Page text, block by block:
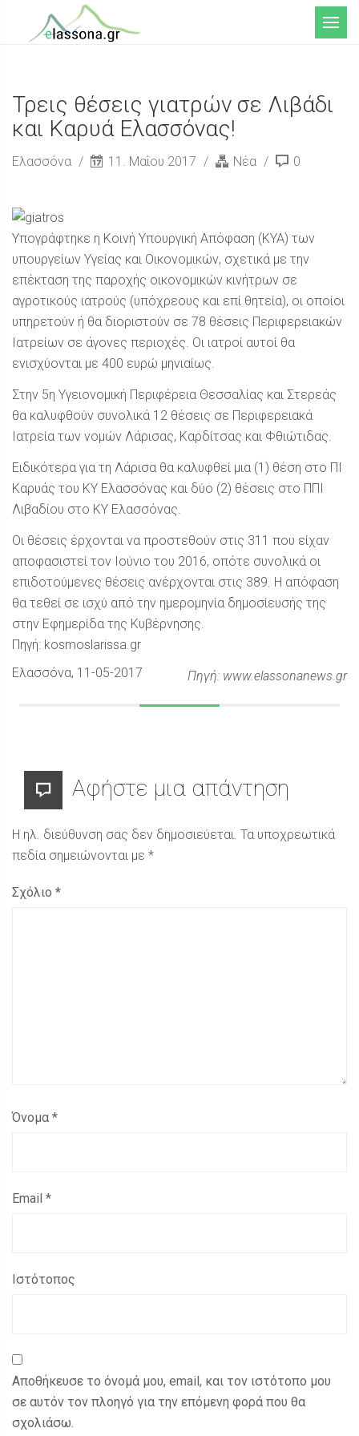
Μενού
Τρεις θέσεις γιατρών σε Λιβάδι
και Καρυά Ελασσόνας!
Ελασσόνα 11. Μαΐου 2017 Νέα 0
Υπογράφτηκε η Κοινή Υπουργική Απόφαση (ΚΥΑ) των
υπουργείων Υγείας και Οικονομικών, σχετικά με την
επέκταση της παροχής οικονομικών κινήτρων σε
αγροτικούς ιατρούς (υπόχρεους και επί θητεία), οι οποίοι
υπηρετούν ή θα διοριστούν σε 78 θέσεις Περιφερειακών
Ιατρείων σε άγονες περιοχές. Οι ιατροί αυτοί θα
ενισχύονται με 400 ευρώ μηνιαίως.
Στην 5η Υγειονομική Περιφέρεια Θεσσαλίας και Στερεάς
θα καλυφθούν συνολικά 12 θέσεις σε Περιφερειακά
Ιατρεία των νομών Λάρισας, Καρδίτσας και Φθιώτιδας.
Ειδικότερα για τη Λάρισα θα καλυφθεί μια (1) θέση στο ΠΙ
Καρυάς του ΚΥ Ελασσόνας και δύο (2) θέσεις στο ΠΠΙ
Λιβαδίου στο ΚΥ Ελασσόνας.
Οι θέσεις έρχονται να προστεθούν στις 311 που είχαν
αποφασιστεί τον Ιούνιο του 2016, οπότε συνολικά οι
επιδοτούμενες θέσεις ανέρχονται στις 389. Η απόφαση
θα τεθεί σε ισχύ από την ημερομηνία δημοσίευσής της
στην Εφημερίδα της Κυβέρνησης.
Πηγή: kosmoslarissa.gr
Πηγή: www.elassonanews.gr
Ελασσόνα, 11-05-2017
Αφήστε μια απάντηση
Η ηλ. διεύθυνση σας δεν δημοσιεύεται. Τα υποχρεωτικά
πεδία σημειώνονται με *
Σχόλιο *
Όνομα *
Email *
Ιστότοπος
Αποθήκευσε το όνομά μου, email, και τον ιστότοπο μου
σε αυτόν τον πλοηγό για την επόμενη φορά που θα
σχολιάσω.